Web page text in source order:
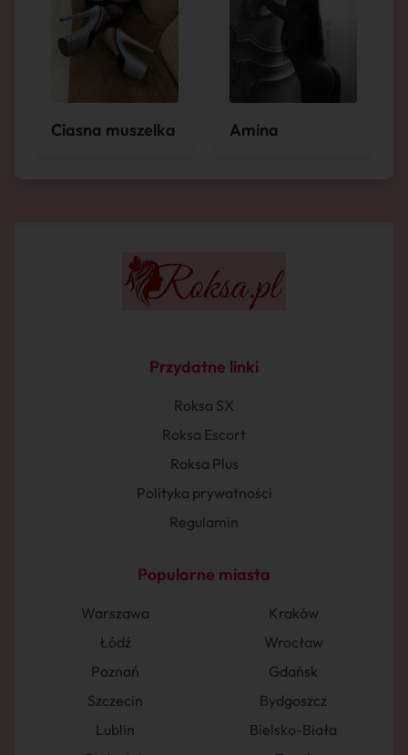
Ciasna muszelka Amina
Przydatne linki
Roksa SX
Roksa Escort
Roksa Plus
Polityka prywatności
Regulamin
Popularne miasta
Warszawa
Kraków
Łódź
Wrocław
Poznań
Gdańsk
Szczecin
Bydgoszcz
Lublin
Bielsko-Biała